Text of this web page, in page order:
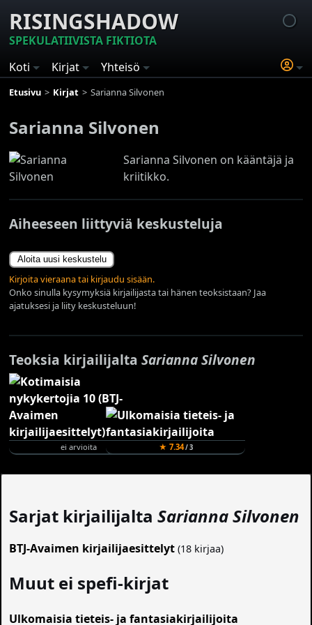
RISINGSHADOW
SPEKULATIIVISTA FIKTIOTA
Koti
Kirjat Yhteisö
Etusivu Kirjat Sarianna Silvonen
Sarianna Silvonen
Sarianna Silvonen on kääntäjä ja
kriitikko.
Aiheeseen liittyviä keskusteluja
Aloita uusi keskustelu
Kirjoita vieraana tai kirjaudu sisään.
Onko sinulla kysymyksiä kirjailijasta tai hänen teoksistaan? Jaa
ajatuksesi ja liity keskusteluun!
Teoksia kirjailijaltaSarianna Silvonen
ei arvioita ★ 7.34/ 3
Sarjat kirjailijaltaSarianna Silvonen
BTJ-Avaimen kirjailijaesittelyt (18 kirjaa)
Muut ei spefi-kirjat
Ulkomaisia tieteis- ja fantasiakirjailijoita